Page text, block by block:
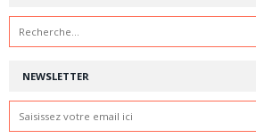
NEWSLETTER